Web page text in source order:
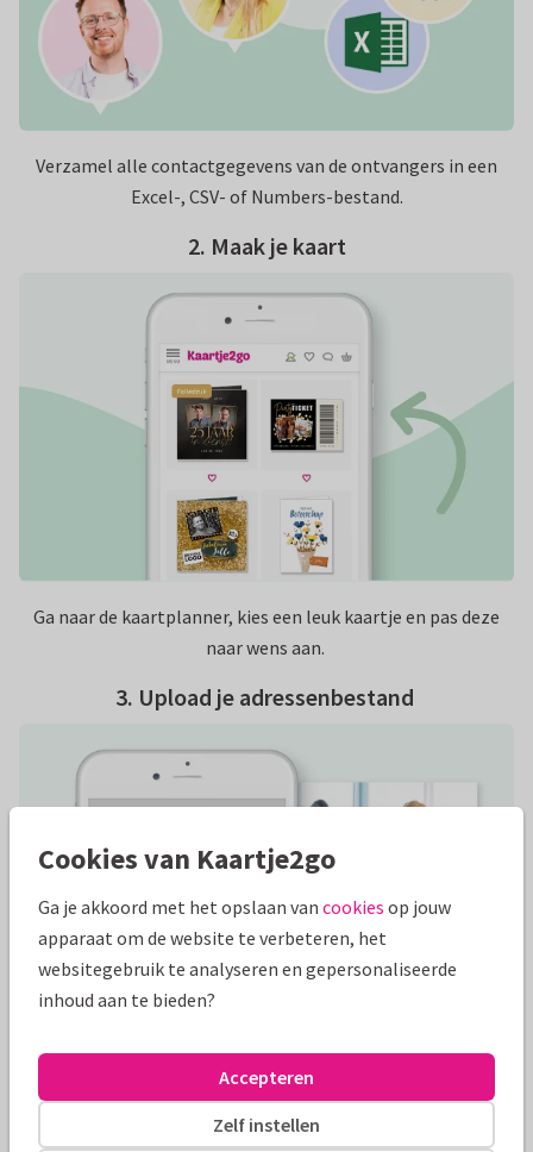
Verzamel alle contactgegevens van de ontvangers in een
Excel-, CSV- of Numbers‑bestand.
2. Maak je kaart
Ga naar de kaartplanner, kies een leuk kaartje en pas deze
naar wens aan.
3. Upload je adressenbestand
Upload en controleer je adressenlijst en de verjaardagsdata
(dd-mm-jjjj). Klopt alles? Rond dan je bestelling af.
Cookies van Kaartje2go
Ga je akkoord met het opslaan van cookies op jouw
apparaat om de website te verbeteren, het
websitegebruik te analyseren en gepersonaliseerde
inhoud aan te bieden?
Zelf instellen
Accepteren